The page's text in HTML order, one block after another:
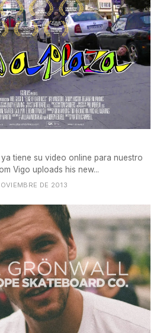
tiene su video online para nuestro
from Vigo uploads his new...
DE 2013